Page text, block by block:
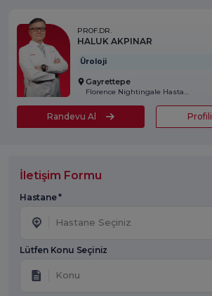
PROF.DR.
HALUK AKPINAR
Üroloji
Gayrettepe
Randevu Al
İletişim Formu
Hastane *
Hastane Seçiniz
Lütfen Konu Seçiniz
Konu